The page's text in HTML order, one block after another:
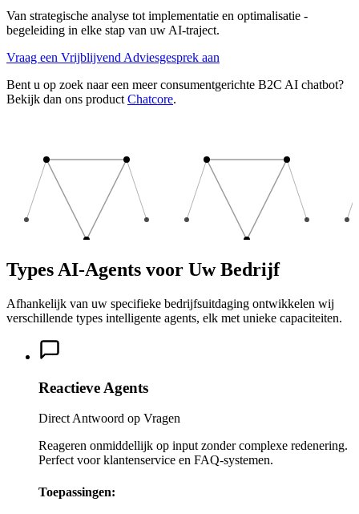
Van strategische analyse tot implementatie en optimalisatie -
begeleiding in elke stap van uw AI-traject.
Vraag een Vrijblijvend Adviesgesprek aan
Bent u op zoek naar een meer consumentgerichte B2C AI chatbot?
Bekijk dan ons product Chatcore.
Types AI-Agents voor Uw Bedrijf
Afhankelijk van uw specifieke bedrijfsuitdaging ontwikkelen wij
verschillende types intelligente agents, elk met unieke capaciteiten.
Reactieve Agents
Direct Antwoord op Vragen
Reageren onmiddellijk op input zonder complexe redenering.
Perfect voor klantenservice en FAQ-systemen.
Toepassingen: